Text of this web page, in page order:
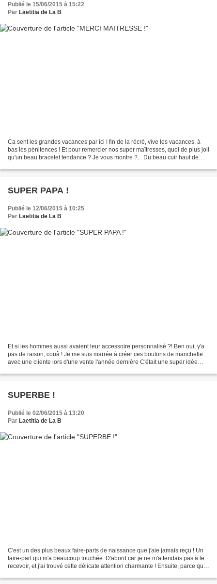
Publié le 15/06/2015 à 15:22
Par Laetitia de La B
Ca sent les grandes vacances par ici ! fin de la récré, vive les vacances, à
bas les pénitences ! Et pour remercier nos super maîtresses, quoi de plus joli
qu'un beau bracelet tendance ? Je vous montre ?... Du beau cuir haut de
SUPER PAPA !
Publié le 12/06/2015 à 10:25
Par Laetitia de La B
Et si les hommes aussi avaient leur accessoire personnalisé ?! Ben oui, y'a
pas de raison, couâ ! Je me suis marrée à créer ces boutons de manchette
avec une cliente lors d'une vente l'année dernière C'était une super idée
SUPERBE !
Publié le 02/06/2015 à 13:20
Par Laetitia de La B
C'est un des plus beaux faire-parts de naissance que j'aie jamais reçu ! Un
faire-part qui m'a beaucoup touchée. D'abord car je ne m'attendais pas à le
recevoir, et j'ai trouvé cette délicate attention charmante ! Ensuite, parce que